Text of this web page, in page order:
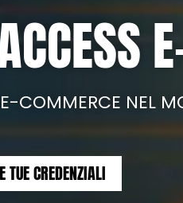
COMMERCE NEL
TUE CREDENZIALI